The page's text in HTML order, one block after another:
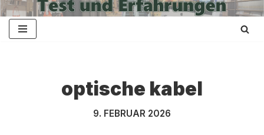
Zum
optische kabel
9. FEBRUAR 2026